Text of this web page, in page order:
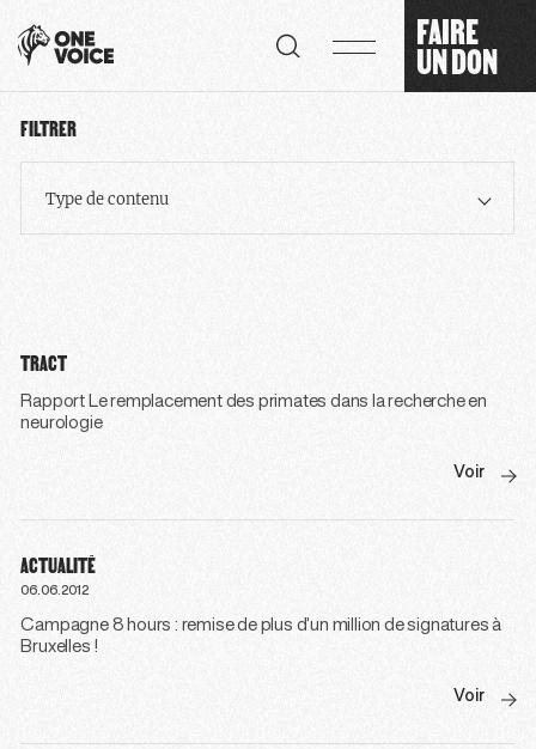
FAIRE
UN DON
FILTRER
Type de contenu
TRACT
Rapport Le remplacement des primates dans la recherche en
neurologie
Voir
ACTUALITÉ
06.06.2012
Campagne 8 hours : remise de plus d’un million de signatures à
Bruxelles !
Voir